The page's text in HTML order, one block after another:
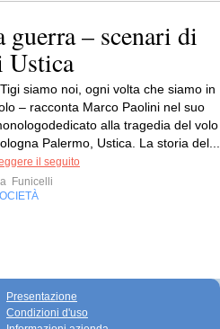
guerra – scenari di
Ustica
siamo noi, ogni volta che siamo in
– racconta Marco Paolini nel suo
alla tragedia del volo
Palermo, Ustica. La storia del...
il seguito
Funicelli
Presentazione
Condizioni d'uso